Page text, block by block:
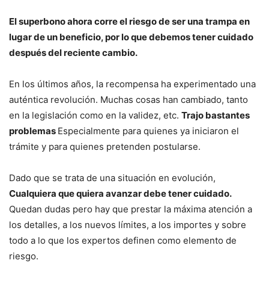
El superbono ahora corre el riesgo de ser una trampa en
lugar de un beneficio, por lo que debemos tener cuidado
después del reciente cambio.
En los últimos años, la recompensa ha experimentado una
auténtica revolución. Muchas cosas han cambiado, tanto
en la legislación como en la validez, etc. Trajo bastantes
problemas Especialmente para quienes ya iniciaron el
trámite y para quienes pretenden postularse.
Dado que se trata de una situación en evolución,
Cualquiera que quiera avanzar debe tener cuidado.
Quedan dudas pero hay que prestar la máxima atención a
los detalles, a los nuevos límites, a los importes y sobre
todo a lo que los expertos definen como elemento de
riesgo.